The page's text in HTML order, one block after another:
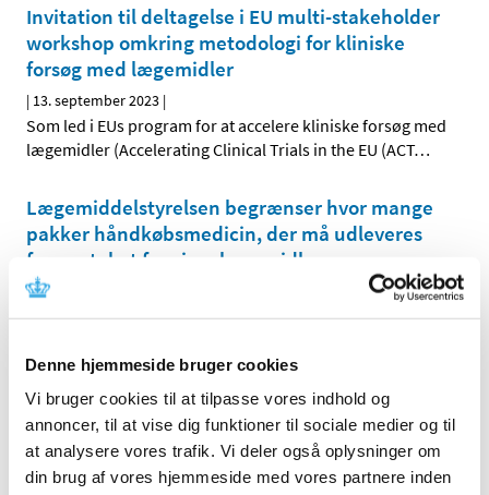
Denne hjemmeside bruger cookies
Vi bruger cookies til at tilpasse vores indhold og
annoncer, til at vise dig funktioner til sociale medier og til
at analysere vores trafik. Vi deler også oplysninger om
din brug af vores hjemmeside med vores partnere inden
Invitation til deltagelse i EU multi-stakeholder
workshop omkring metodologi for kliniske
forsøg med lægemidler
| 13. september 2023 |
Som led i EUs program for at accelere kliniske forsøg med
lægemidler (Accelerating Clinical Trials in the EU (ACT…
Lægemiddelstyrelsen begrænser hvor mange
pakker håndkøbsmedicin, der må udleveres
fra apoteket for visse lægemidler
|12. september 2023
Fremover kan kunder på apoteket højst købe to pakker
EU-kommissionen har godkendt den nye
variantopdaterede vaccine imod covid-19
|11. september 2023|
Efter indstilling fra Det Europæiske Lægemiddelagentur